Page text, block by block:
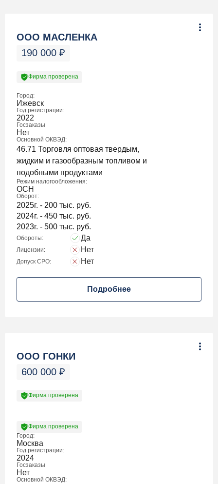
ООО МАСЛЕНКА
190 000 ₽
Фирма проверена
Город:
Ижевск
Год регистрации:
2022
Госзаказы
Нет
Основной ОКВЭД:
46.71 Торговля оптовая твердым,
жидким и газообразным топливом и
подобными продуктами
Режим налогообложения:
ОСН
Оборот:
2025г. - 200 тыс. руб.
2024г. - 450 тыс. руб.
2023г. - 500 тыс. руб.
Обороты: Да
Лицензии: Нет
Допуск СРО: Нет
Подробнее
ООО ГОНКИ
600 000 ₽
Фирма проверена
Фирма проверена
Город:
Москва
Год регистрации:
2024
Госзаказы
Нет
Основной ОКВЭД: